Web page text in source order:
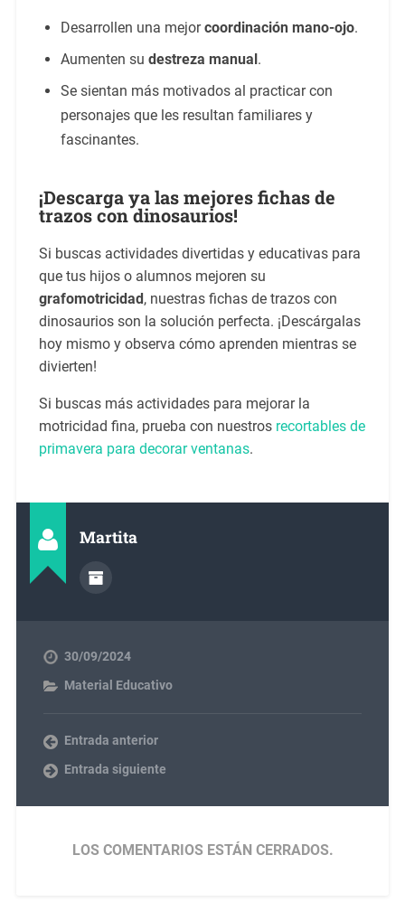
Desarrollen una mejorcoordinación mano-ojo.
Aumenten su destreza manual .
Se sientan más motivados al practicar con
personajes que les resultan familiares y
fascinantes.
¡Descarga ya las mejores fichas de
trazos con dinosaurios!
Si buscas actividades divertidas y educativas para
que tus hijos o alumnos mejoren su
grafomotricidad , nuestras fichas de trazos con
dinosaurios son la solución perfecta. ¡Descárgalas
hoy mismo y observa cómo aprenden mientras se
divierten!
Si buscas más actividades para mejorar la
motricidad fina, prueba con nuestros recortables de
primavera para decorar ventanas.
Martita
30/09/2024
Material Educativo
Entrada anterior
Entrada siguiente
LOS COMENTARIOS ESTÁN CERRADOS.